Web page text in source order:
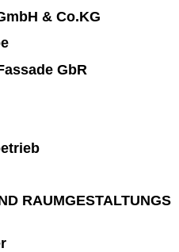
& Co.KG
GbR
RAUMGESTALTUNGS